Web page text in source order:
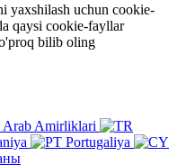
yaxshilash uchun cookie-
qaysi cookie-fayllar
bilib oling
Arab Amirliklari
Portugaliya